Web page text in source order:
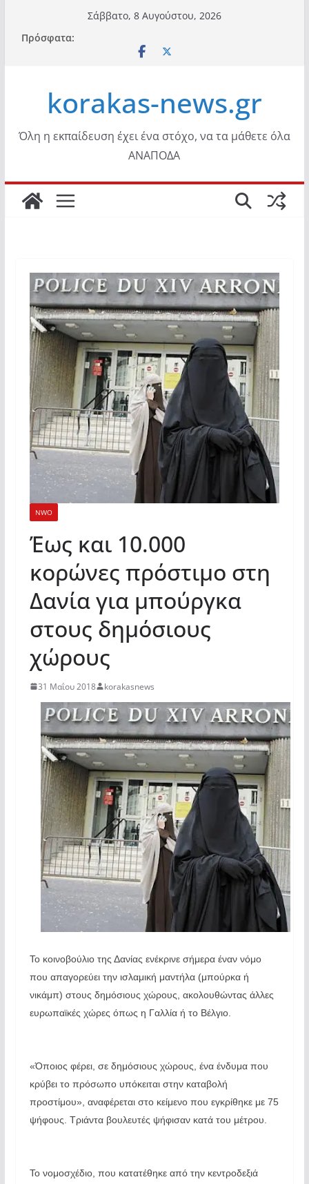
περιεχόμενο
Σάββατο, 8 Αυγούστου, 2026
Πρόσφατα:
korakas-news.gr
Όλη η εκπαίδευση έχει ένα στόχο, να τα μάθετε όλα
ΑΝΑΠΟΔΑ
NWO
Έως και 10.000
κορώνες πρόστιμο στη
Δανία για μπούργκα
στους δημόσιους
χώρους
31 Μαΐου 2018 korakasnews
Το κοινοβούλιο της Δανίας ενέκρινε σήμερα έναν νόμο
που απαγορεύει την ισλαμική μαντήλα (μπούρκα ή
νικάμπ) στους δημόσιους χώρους, ακολουθώντας άλλες
ευρωπαϊκές χώρες όπως η Γαλλία ή το Βέλγιο.
«Όποιος φέρει, σε δημόσιους χώρους, ένα ένδυμα που
κρύβει το πρόσωπο υπόκειται στην καταβολή
προστίμου», αναφέρεται στο κείμενο που εγκρίθηκε με 75
ψήφους. Τριάντα βουλευτές ψήφισαν κατά του μέτρου.
Το νομοσχέδιο, που κατατέθηκε από την κεντροδεξιά